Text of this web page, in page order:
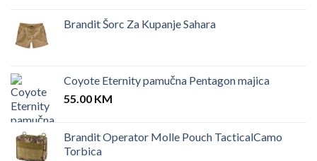
Brandit Šorc Za Kupanje Sahara
Coyote Eternity pamučna Pentagon majica
55.00 KM
Brandit Operator Molle Pouch TacticalCamo
Torbica